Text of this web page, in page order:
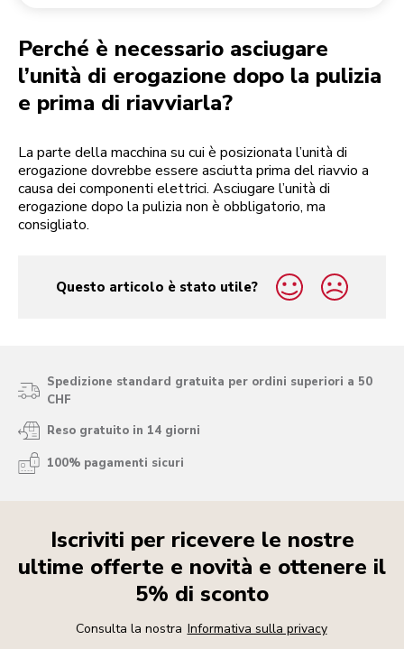
Perché è necessario asciugare
l’unità di erogazione dopo la pulizia
e prima di riavviarla?
La parte della macchina su cui è posizionata l’unità di
erogazione dovrebbe essere asciutta prima del riavvio a
causa dei componenti elettrici. Asciugare l’unità di
erogazione dopo la pulizia non è obbligatorio, ma
consigliato.
Questo articolo è stato utile?
yes
no
Spedizione standard gratuita per ordini superiori a 50
CHF
Reso gratuito in 14 giorni
100% pagamenti sicuri
Iscriviti per ricevere le nostre
ultime offerte e novità e ottenere il
5% di sconto
Consulta la nostra Informativa sulla privacy